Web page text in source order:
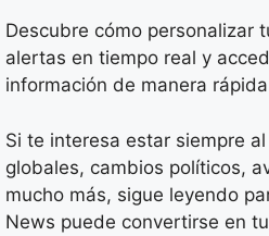
Descubre cómo personalizar
alertas en tiempo real y
información de manera
Si te interesa estar siempre
globales, cambios políticos,
mucho más, sigue leyendo
News puede convertirse en